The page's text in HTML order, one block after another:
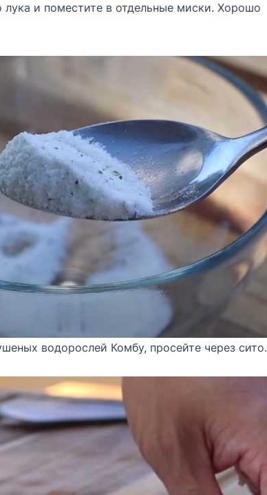
и поместите в отдельные миски. Хорошо
водорослей Комбу, просейте через сито.